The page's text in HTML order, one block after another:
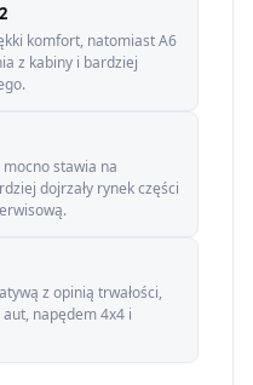
komfort, natomiast A6
z kabiny i bardziej
stawia na
dojrzały rynek części
z opinią trwałości,
napędem 4x4 i